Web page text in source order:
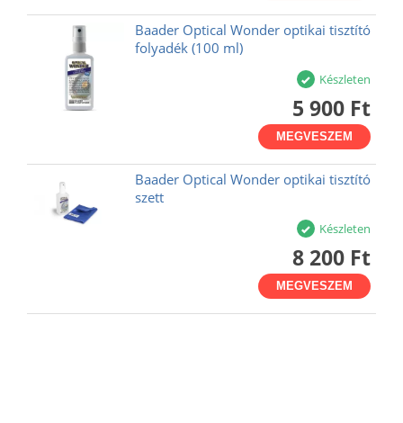
Baader Optical Wonder optikai tisztító
folyadék (100 ml)
Készleten
5 900 Ft
MEGVESZEM
Baader Optical Wonder optikai tisztító
szett
Készleten
8 200 Ft
MEGVESZEM